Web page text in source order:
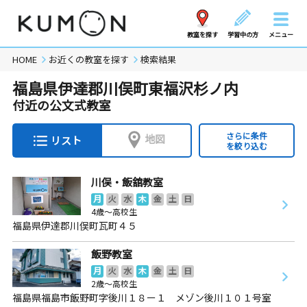
教室を探す 学習中の方 メニュー
HOME お近くの教室を探す 検索結果
福島県伊達郡川俣町東福沢杉ノ内
付近の公文式教室
リスト 地図
さらに条件
を絞り込む
川俣・飯舘教室
月 火 水 木 金 土
日
4歳～高校生
福島県伊達郡川俣町瓦町４５
飯野教室
月 火 水 木 金 土
日
2歳～高校生
福島県福島市飯野町字後川１８ー１ メゾン後川１０１号室